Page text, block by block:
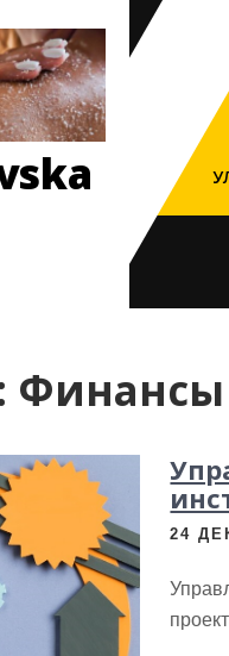
Финансы
24